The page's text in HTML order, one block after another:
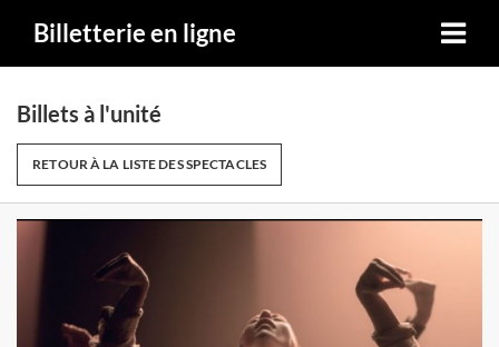
Billetterie en ligne
Billets à l'unité
RETOUR À LA LISTE DES SPECTACLES